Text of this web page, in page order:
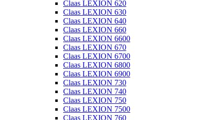
Claas LEXION 620
Claas LEXION 630
Claas LEXION 640
Claas LEXION 660
Claas LEXION 6600
Claas LEXION 670
Claas LEXION 6700
Claas LEXION 6800
Claas LEXION 6900
Claas LEXION 730
Claas LEXION 740
Claas LEXION 750
Claas LEXION 7500
Claas LEXION 760